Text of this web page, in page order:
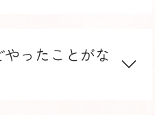
ったことがな